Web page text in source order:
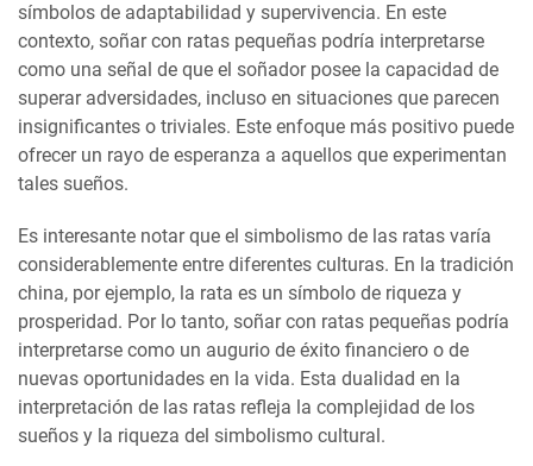
símbolos de adaptabilidad y supervivencia. En este
contexto, soñar con ratas pequeñas podría interpretarse
como una señal de que el soñador posee la capacidad de
superar adversidades, incluso en situaciones que parecen
insignificantes o triviales. Este enfoque más positivo puede
ofrecer un rayo de esperanza a aquellos que experimentan
tales sueños.
Es interesante notar que el simbolismo de las ratas varía
considerablemente entre diferentes culturas. En la tradición
china, por ejemplo, la rata es un símbolo de riqueza y
prosperidad. Por lo tanto, soñar con ratas pequeñas podría
interpretarse como un augurio de éxito financiero o de
nuevas oportunidades en la vida. Esta dualidad en la
interpretación de las ratas refleja la complejidad de los
sueños y la riqueza del simbolismo cultural.